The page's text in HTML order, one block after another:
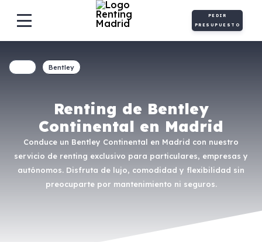
PEDIR
PRESUPUESTO
Renting de Bentley
Continental en Madrid
Conduce un Bentley Continental en Madrid con nuestro
servicio de renting exclusivo para particulares, empresas y
autónomos. Disfruta de lujo, comodidad y flexibilidad sin
preocuparte por mantenimiento ni seguros.
Bentley